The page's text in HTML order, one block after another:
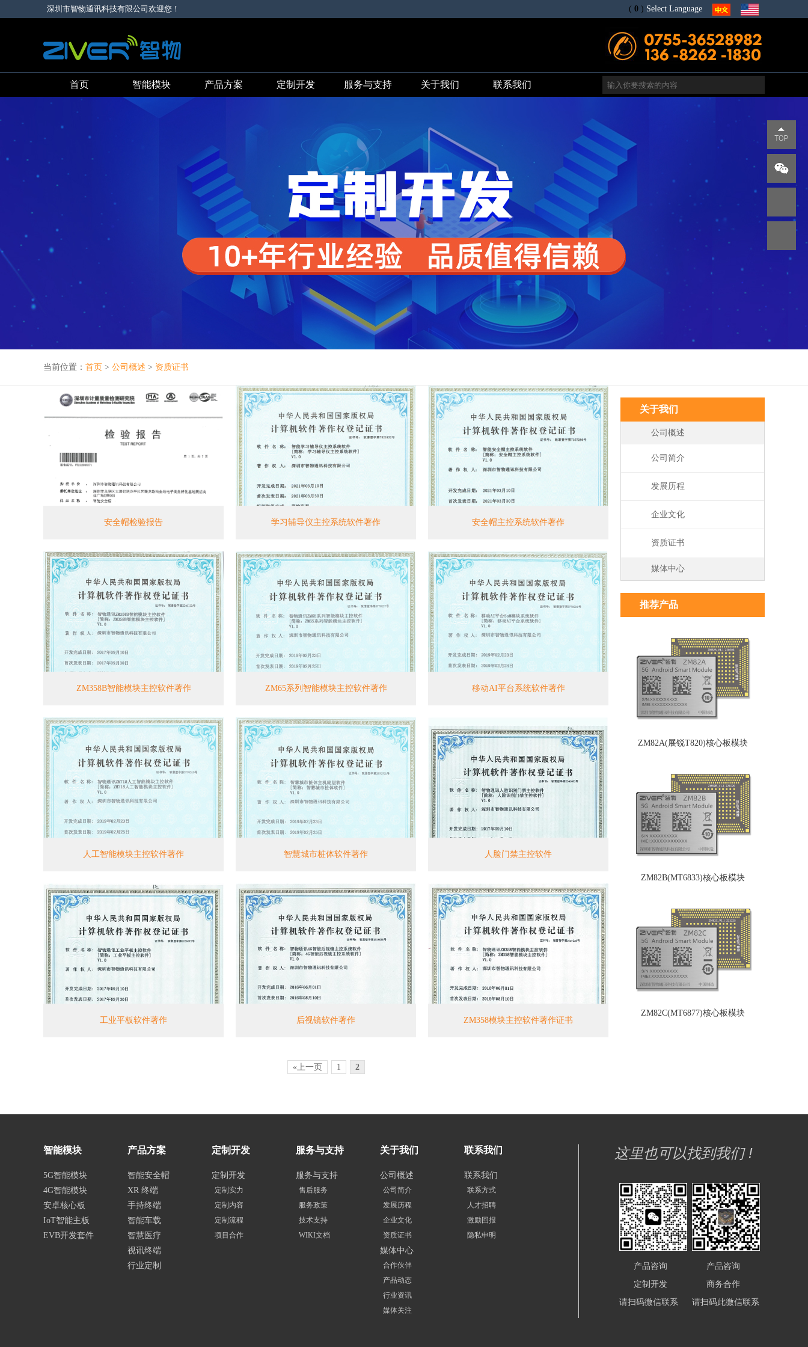
深圳市智物通讯科技有限公司欢迎您！ ( 0 ) Select Language
首页 智能模块 产品方案 定制开发 服务与支持 关于我们 联系我们
当前位置： 首页 > 公司概述 > 资质证书
安全帽检验报告 学习辅导仪主控系统软件著作 安全帽主控系统软件著作
ZM358B智能模块主控软件著作 ZM65系列智能模块主控软件著作 移动AI平台系统软件著作
人工智能模块主控软件著作 智慧城市桩体软件著作 人脸门禁主控软件
工业平板软件著作 后视镜软件著作 ZM358模块主控软件著作证书
«上一页 1 2
关于我们
公司概述
公司简介
发展历程
企业文化
资质证书
媒体中心
推荐产品
ZM82A(展锐T820)核心板模块
ZM82B(MT6833)核心板模块
ZM82C(MT6877)核心板模块
智能模块
5G智能模块
4G智能模块
安卓核心板
IoT智能主板
EVB开发套件
产品方案
智能安全帽
XR 终端
手持终端
智能车载
智慧医疗
视讯终端
行业定制
定制开发
定制开发
定制实力
定制内容
定制流程
项目合作
服务与支持
服务与支持
售后服务
服务政策
技术支持
WIKI文档
关于我们
公司概述
公司简介
发展历程
企业文化
资质证书
媒体中心
合作伙伴
产品动态
行业资讯
媒体关注
联系我们
联系我们
联系方式
人才招聘
激励回报
隐私申明
这里也可以找到我们 !
产品咨询
定制开发
请扫码微信联系
产品咨询
商务合作
请扫码此微信联系